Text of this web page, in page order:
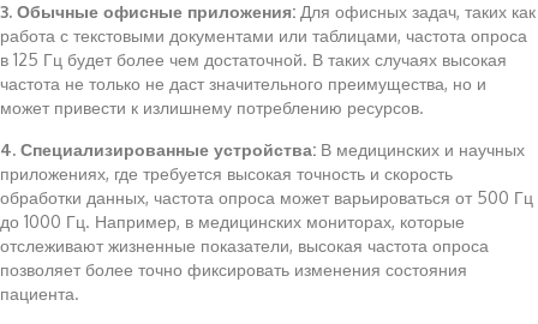
3. Обычные офисные приложения: Для офисных задач, таких как
работа с текстовыми документами или таблицами, частота опроса
в 125 Гц будет более чем достаточной. В таких случаях высокая
частота не только не даст значительного преимущества, но и
может привести к излишнему потреблению ресурсов.
4. Специализированные устройства: В медицинских и научных
приложениях, где требуется высокая точность и скорость
обработки данных, частота опроса может варьироваться от 500 Гц
до 1000 Гц. Например, в медицинских мониторах, которые
отслеживают жизненные показатели, высокая частота опроса
позволяет более точно фиксировать изменения состояния
пациента.